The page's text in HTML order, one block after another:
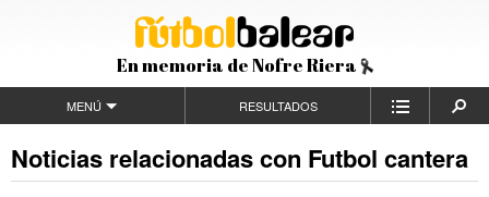
En memoria de Nofre Riera
MENÚ RESULTADOS
Noticias relacionadas con Futbol cantera